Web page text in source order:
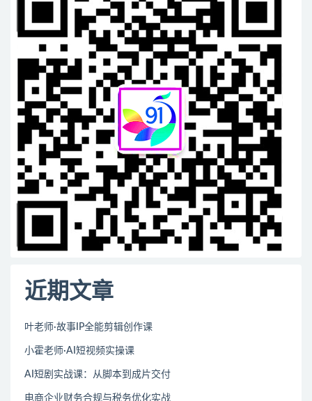
近期文章
叶老师·故事IP全能剪辑创作课
小霍老师·AI短视频实操课
AI短剧实战课：从脚本到成片交付
电商企业财务合规与税务优化实战